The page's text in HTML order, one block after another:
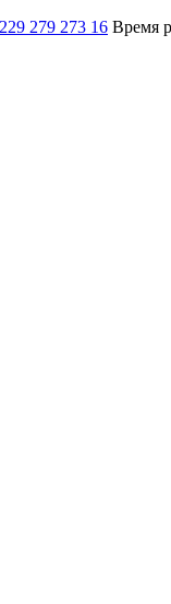
279 273 16 Время